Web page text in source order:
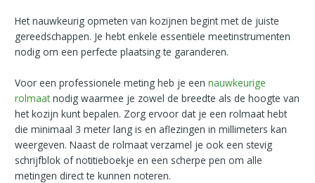
Het nauwkeurig opmeten van kozijnen begint met de juiste
gereedschappen. Je hebt enkele essentiële meetinstrumenten
nodig om een perfecte plaatsing te garanderen.
Voor een professionele meting heb je eennauwkeurige
rolmaatnodig waarmee je zowel de breedte als de hoogte van
het kozijn kunt bepalen. Zorg ervoor dat je een rolmaat hebt
die minimaal 3 meter lang is en aflezingen in millimeters kan
weergeven. Naast de rolmaat verzamel je ook een stevig
schrijfblok of notitieboekje en een scherpe pen om alle
metingen direct te kunnen noteren.